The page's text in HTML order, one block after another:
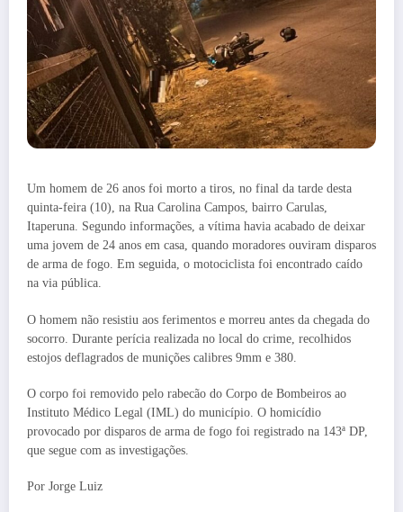
Um homem de 26 anos foi morto a tiros, no final da tarde desta
quinta-feira (10), na Rua Carolina Campos, bairro Carulas,
Itaperuna. Segundo informações, a vítima havia acabado de deixar
uma jovem de 24 anos em casa, quando moradores ouviram disparos
de arma de fogo. Em seguida, o motociclista foi encontrado caído
na via pública.
O homem não resistiu aos ferimentos e morreu antes da chegada do
socorro. Durante perícia realizada no local do crime, recolhidos
estojos deflagrados de munições calibres 9mm e 380.
O corpo foi removido pelo rabecão do Corpo de Bombeiros ao
Instituto Médico Legal (IML) do município. O homicídio
provocado por disparos de arma de fogo foi registrado na 143ª DP,
que segue com as investigações.
Por Jorge Luiz